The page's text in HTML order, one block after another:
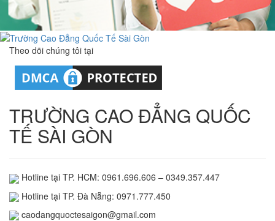
Theo dõi chúng tôi tại
TRƯỜNG CAO ĐẲNG QUỐC
TẾ SÀI GÒN
Hotline tại TP. HCM: 0961.696.606 – 0349.357.447
Hotline tại TP. Đà Nẵng: 0971.777.450
caodangquoctesaigon@gmail.com